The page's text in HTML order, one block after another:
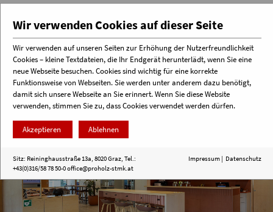
Menü
Wir verwenden Cookies auf dieser Seite
Wir verwenden auf unseren Seiten zur Erhöhung der Nutzerfreundlichkeit
Cookies – kleine Textdateien, die Ihr Endgerät herunterlädt, wenn Sie eine
neue Webseite besuchen. Cookies sind wichtig für eine korrekte
Funktionsweise von Webseiten. Sie werden unter anderem dazu benötigt,
damit sich unsere Webseite an Sie erinnert. Wenn Sie diese Website
verwenden, stimmen Sie zu, dass Cookies verwendet werden dürfen.
Akzeptieren Ablehnen
Sitz: Reininghausstraße 13a, 8020 Graz, Tel.:
+43(0)316/58 78 50-0office@proholz-stmk.at
Impressum| Datenschutz